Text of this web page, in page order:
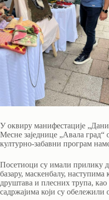
У оквиру манифестације
Месне заједнице „Авала град“
културно-забавни програм
Посетиоци су имали прилику
базару, маскенбалу,
друштава и плесних трупа,
садржајима који су обележили